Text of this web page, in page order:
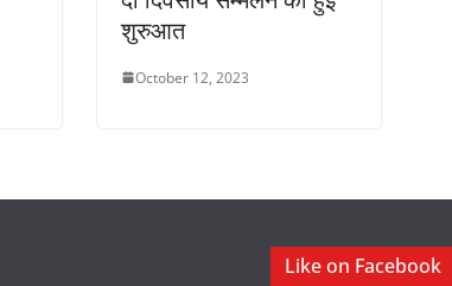
शुरुआत
October 12, 2023
Like on Facebook